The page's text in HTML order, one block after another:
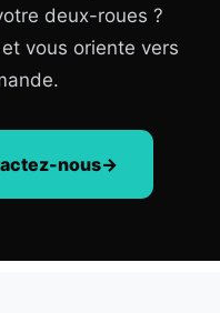
deux-roues ?
vous oriente vers
nous